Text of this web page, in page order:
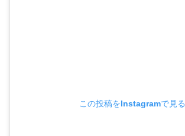
この投稿をInstagramで見る